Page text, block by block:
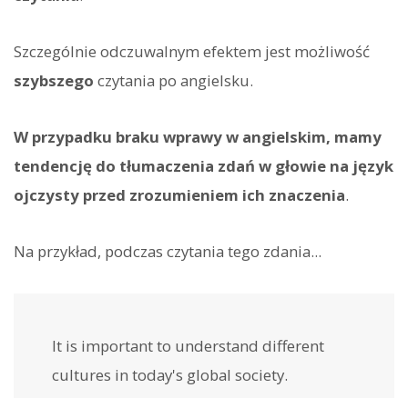
Szczególnie odczuwalnym efektem jest możliwość
szybszego czytania po angielsku.
W przypadku braku wprawy w angielskim, mamy
tendencję do tłumaczenia zdań w głowie na język
ojczysty przed zrozumieniem ich znaczenia.
Na przykład, podczas czytania tego zdania...
It is important to understand different
cultures in today's global society.